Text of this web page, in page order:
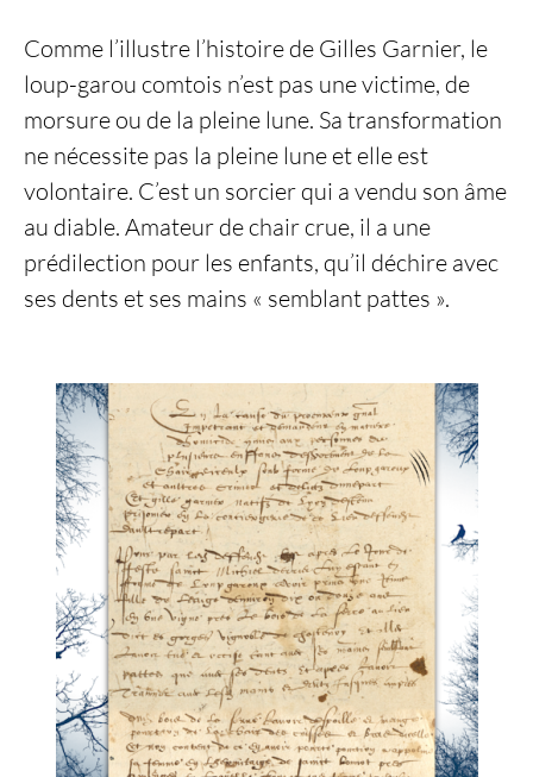
Comme l’illustre l’histoire de Gilles Garnier, le
loup-garou comtois n’est pas une victime, de
morsure ou de la pleine lune. Sa transformation
ne nécessite pas la pleine lune et elle est
volontaire. C’est un sorcier qui a vendu son âme
au diable. Amateur de chair crue, il a une
prédilection pour les enfants, qu’il déchire avec
ses dents et ses mains « semblant pattes ».